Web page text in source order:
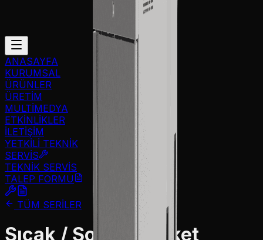
ANASAYFA
KURUMSAL
ÜRÜNLER
ÜRETİM
MULTİMEDYA
ETKİNLİKLER
İLETİŞİM
YETKİLİ TEKNİK
SERVİS
TEKNİK SERVİS
TALEP FORMU
TÜM SERİLER
Sıcak / Soğuk Banket